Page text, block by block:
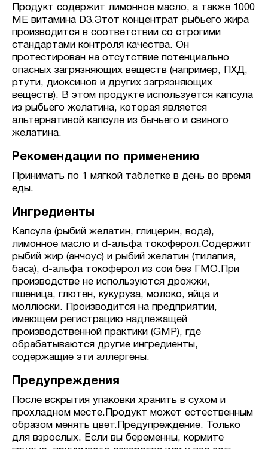
Продукт содержит лимонное масло, а также 1000
МЕ витамина D3.Этот концентрат рыбьего жира
производится в соответствии со строгими
стандартами контроля качества. Он
протестирован на отсутствие потенциально
опасных загрязняющих веществ (например, ПХД,
ртути, диоксинов и других загрязняющих
веществ). В этом продукте используется капсула
из рыбьего желатина, которая является
альтернативой капсуле из бычьего и свиного
желатина.
Рекомендации по применению
Принимать по 1 мягкой таблетке в день во время
еды.
Ингредиенты
Капсула (рыбий желатин, глицерин, вода),
лимонное масло и d-альфа токоферол.Содержит
рыбий жир (анчоус) и рыбий желатин (тилапия,
баса), d-альфа токоферол из сои без ГМО.При
производстве не используются дрожжи,
пшеница, глютен, кукуруза, молоко, яйца и
моллюски. Производится на предприятии,
имеющем регистрацию надлежащей
производственной практики (GMP), где
обрабатываются другие ингредиенты,
содержащие эти аллергены.
Предупреждения
После вскрытия упаковки хранить в сухом и
прохладном месте.Продукт может естественным
образом менять цвет.Предупреждение. Только
для взрослых. Если вы беременны, кормите